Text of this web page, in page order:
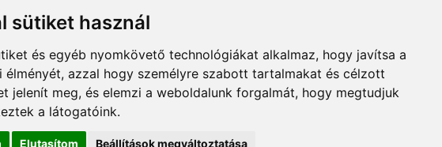
sütiket használ
és egyéb nyomkövető technológiákat alkalmaz, hogy javítsa a
élményét, azzal hogy személyre szabott tartalmakat és célzott
jelenít meg, és elemzi a weboldalunk forgalmát, hogy megtudjuk
a látogatóink.
Elutasítom Beállítások megváltoztatása